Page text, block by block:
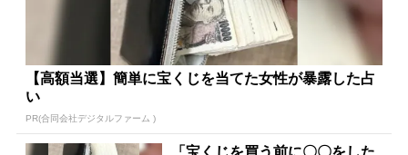
【高額当選】簡単に宝くじを当てた女性が暴露した占
い
PR(合同会社デジタルファーム )
「宝くじを買う前に〇〇をした